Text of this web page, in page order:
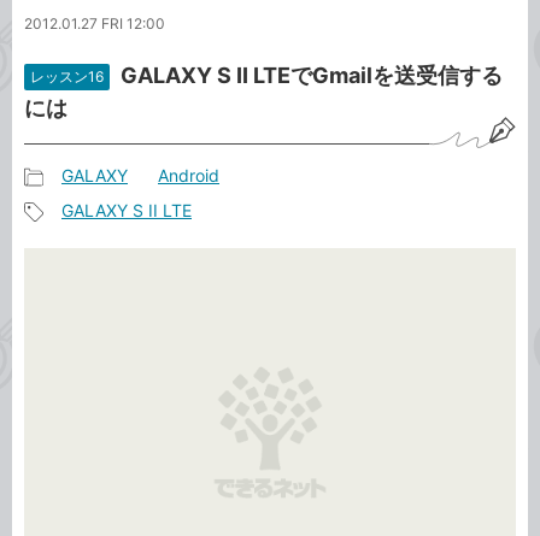
ネ
ト
2012.01.27 FRI 12:00
レッスン16
GALAXY S II LTEでGmailを送受信する
には
事
カ
GALAXY Android
GALAXY S II LTE